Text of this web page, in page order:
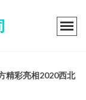
精彩亮相2020西北